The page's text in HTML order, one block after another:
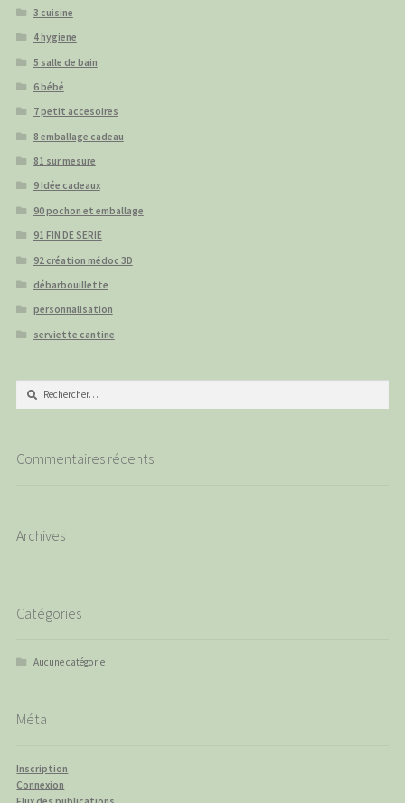
3 cuisine
4 hygiene
5 salle de bain
6 bébé
7 petit accesoires
8 emballage cadeau
81 sur mesure
9 Idée cadeaux
90 pochon et emballage
91 FIN DE SERIE
92 création médoc 3D
débarbouillette
personnalisation
serviette cantine
Rechercher :
Commentaires récents
Archives
Catégories
Aucune catégorie
Méta
Inscription
Connexion